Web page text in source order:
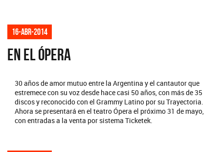
16-abr-2014
EN EL ÓPERA
30 años de amor mutuo entre la Argentina y el cantautor que
estremece con su voz desde hace casi 50 años, con más de 35
discos y reconocido con el Grammy Latino por su Trayectoria.
Ahora se presentará en el teatro Ópera el próximo 31 de mayo,
con entradas a la venta por sistema Ticketek.